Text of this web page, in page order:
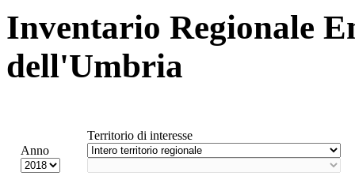
Inventario Regionale
dell'Umbria
Anno
Territorio di interesse